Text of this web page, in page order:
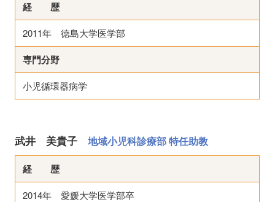
経 歴
2011年 徳島大学医学部
専門分野
小児循環器病学
武井 美貴子地域小児科診療部 特任助教
経 歴
2014年 愛媛大学医学部卒